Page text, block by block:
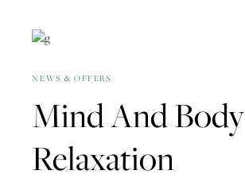
NEWS & OFFERS
Mind And Body
Relaxation